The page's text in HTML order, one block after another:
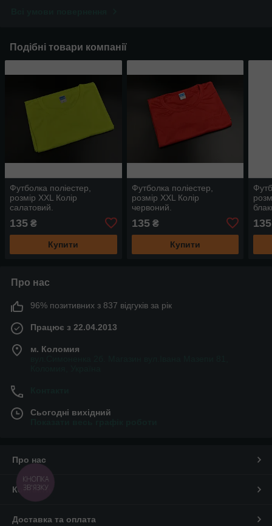
Подібні товари компанії
Футболка поліестер,
розмір XXL Колір
салатовий.
135 ₴
Купити
Футболка поліестер,
розмір XXL Колір
червоний.
135₴
Купити
135
Про нас
96% позитивних з 837 відгуків за рік
Працює з 22.04.2013
м. Коломия
Сьогодні вихідний
Про нас
Контакти
Доставка та оплата
КНОПКА
ЗВ'ЯЗКУ